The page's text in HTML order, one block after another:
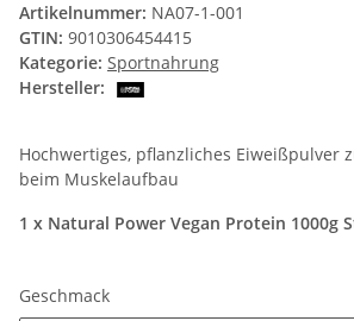
Artikelnummer: NA07-1-001
GTIN: 9010306454415
Kategorie: Sportnahrung
Hersteller:
Hochwertiges, pflanzliches Eiweißpulver
beim Muskelaufbau
1 x Natural Power Vegan Protein 1000g
Geschmack